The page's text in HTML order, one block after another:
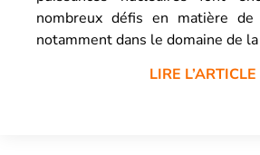
nombreux défis en matière de
notamment dans le domaine de
LIRE L’ARTICLE